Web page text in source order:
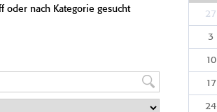
oder nach Kategorie gesucht
27
3
10
17
24